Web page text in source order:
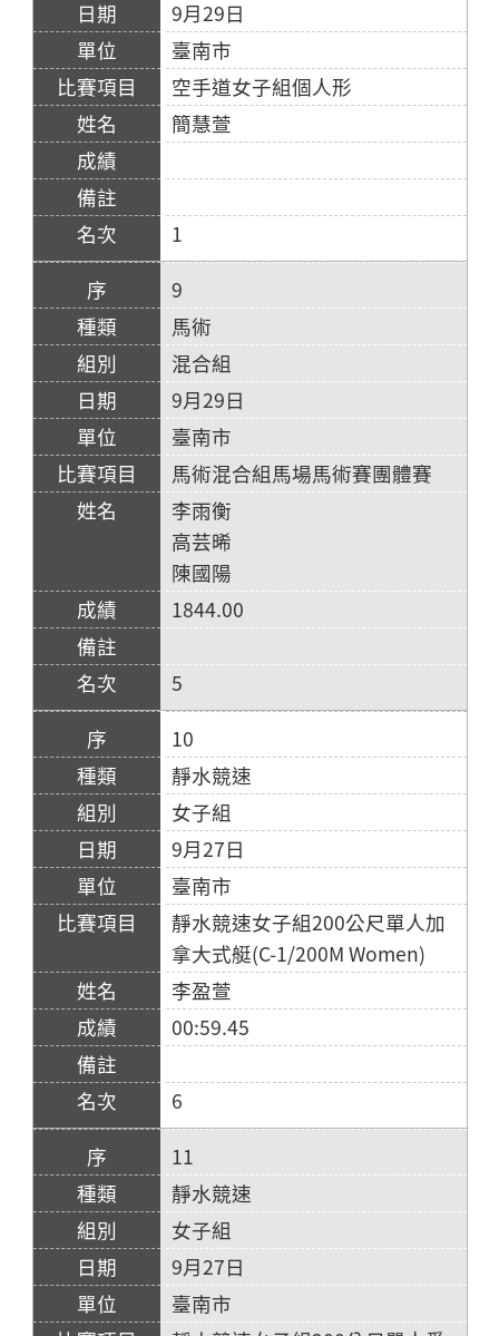
9月29日
臺南市
空手道女子組個人形
簡慧萱
1
9
馬術
混合組
9月29日
臺南市
馬術混合組馬場馬術賽團體賽
李雨衡
高芸晞
陳國陽
1844.00
5
10
靜水競速
女子組
9月27日
臺南市
靜水競速女子組200公尺單人加
拿大式艇(C-1/200M Women)
李盈萱
00:59.45
6
11
靜水競速
女子組
9月27日
臺南市